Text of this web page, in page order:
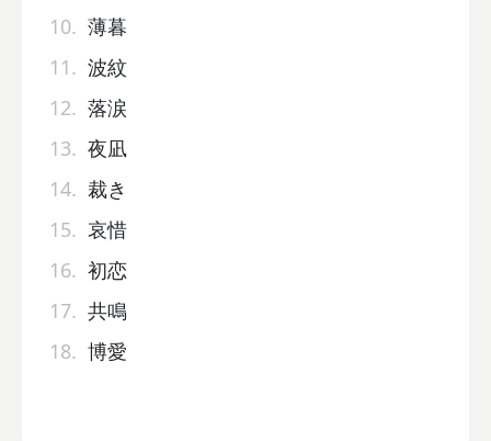
10. 薄暮
11. 波紋
12. 落涙
13. 夜凪
14. 裁き
15. 哀惜
16. 初恋
17. 共鳴
18. 博愛